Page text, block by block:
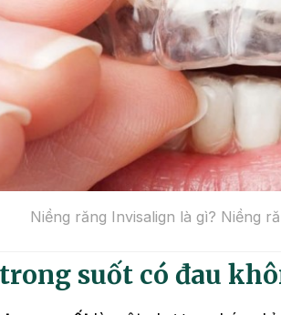
Niềng răng Invisalign là gì? Niềng
suốt có đau